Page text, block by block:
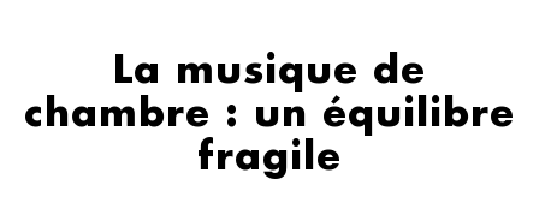
La musique de
chambre : un équilibre
fragile